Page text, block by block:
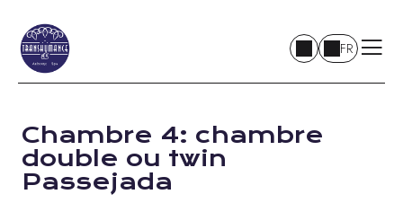
FR
Chambre 4: chambre
double ou twin
Passejada